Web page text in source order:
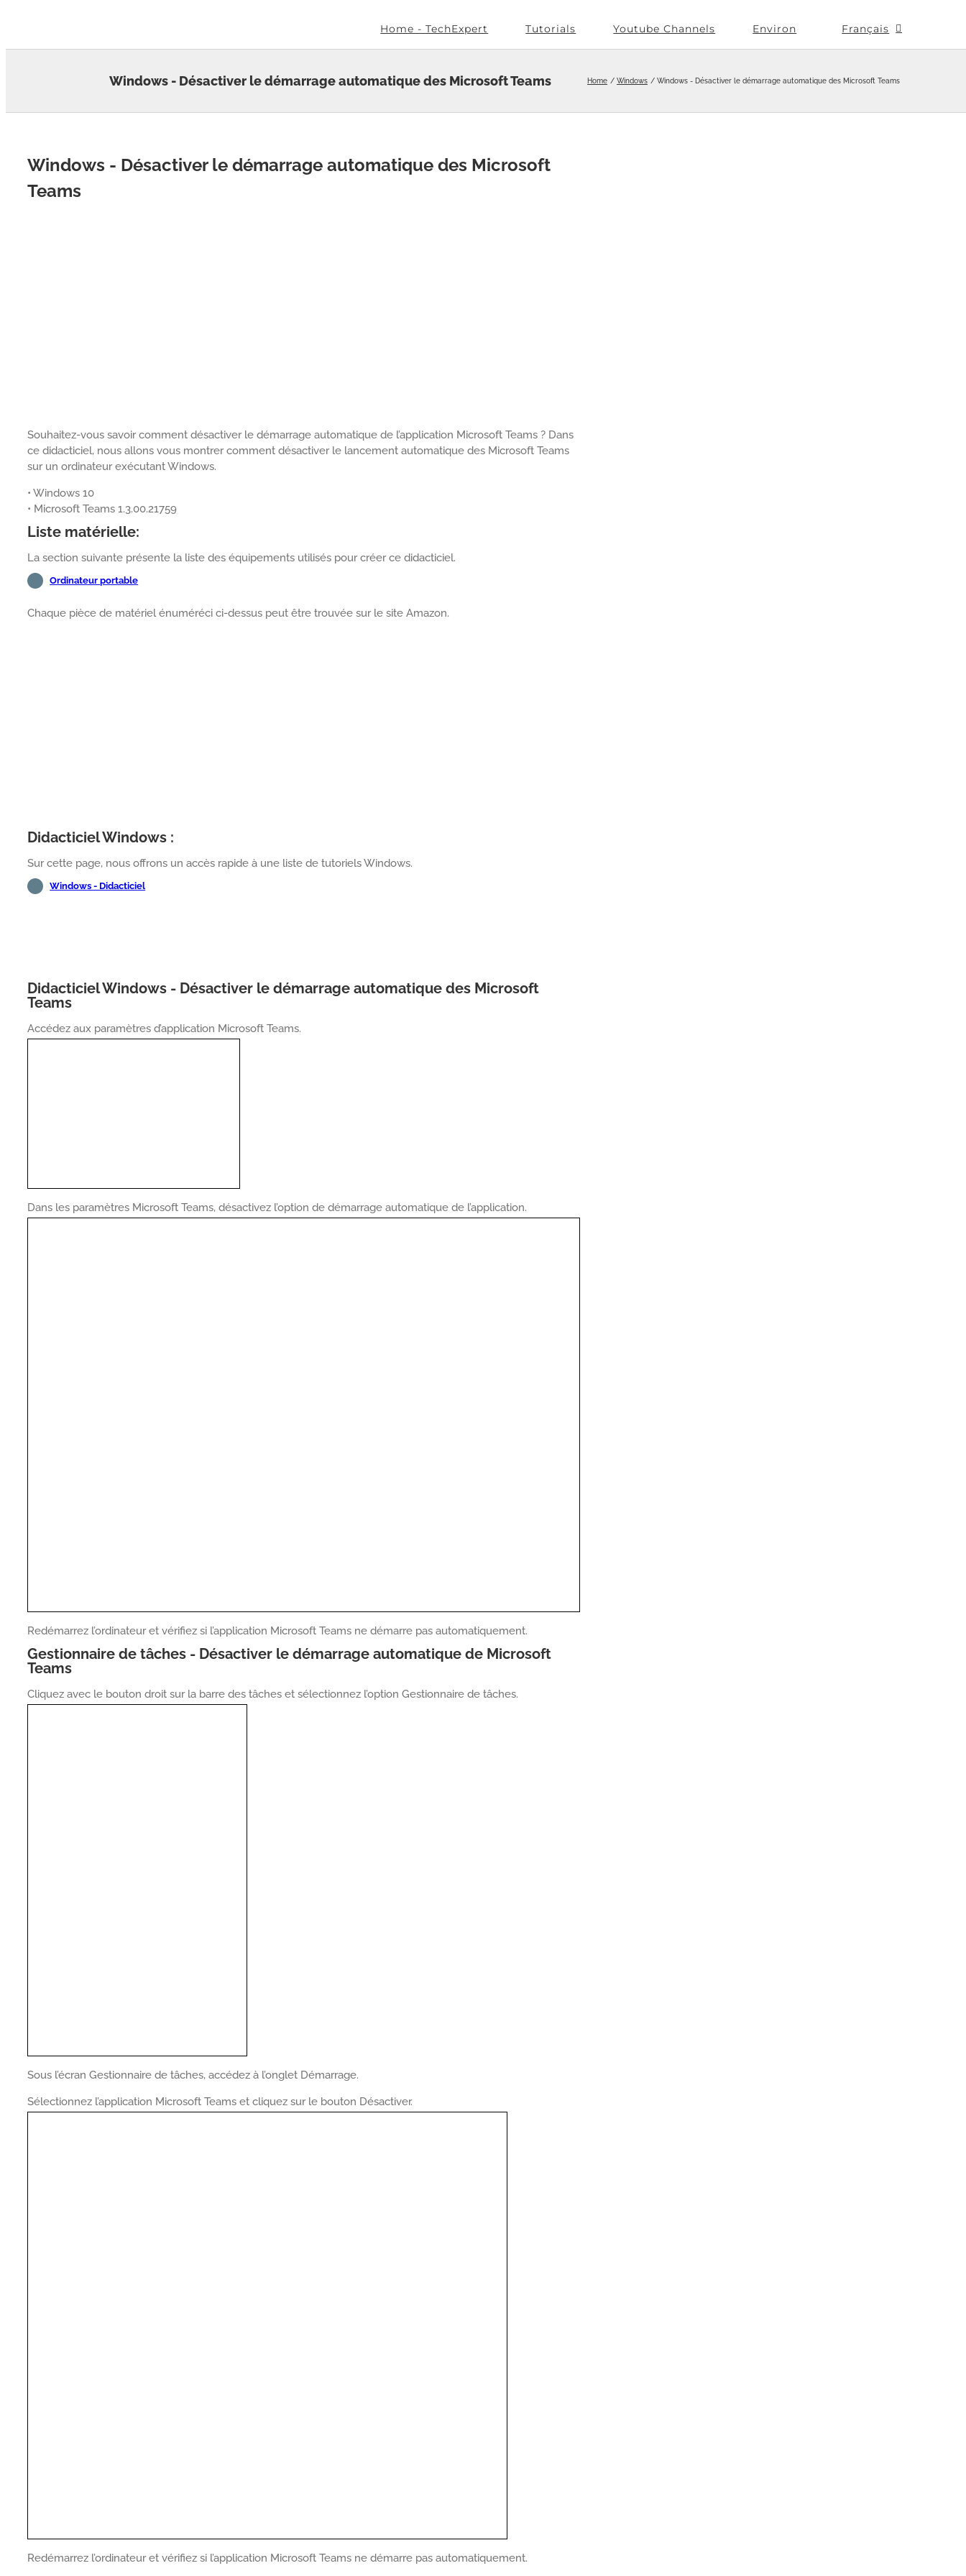
Home - TechExpert Tutorials Youtube Channels Environ Français
Windows - Désactiver le démarrage automatique des Microsoft Teams Home Windows Windows - Désactiver le démarrage automatique des Microsoft Teams
Windows - Désactiver le démarrage automatique des Microsoft
Teams
Souhaitez-vous savoir comment désactiver le démarrage automatique de l’application Microsoft Teams ? Dans
ce didacticiel, nous allons vous montrer comment désactiver le lancement automatique des Microsoft Teams
sur un ordinateur exécutant Windows.
• Windows 10
• Microsoft Teams 1.3.00.21759
Liste matérielle:
La section suivante présente la liste des équipements utilisés pour créer ce didacticiel.
Ordinateur portable
Chaque pièce de matériel énuméréci ci-dessus peut être trouvée sur le site Amazon.
Didacticiel Windows :
Sur cette page, nous offrons un accès rapide à une liste de tutoriels Windows.
Windows - Didacticiel
Didacticiel Windows - Désactiver le démarrage automatique des Microsoft
Teams
Accédez aux paramètres d’application Microsoft Teams.
Dans les paramètres Microsoft Teams, désactivez l’option de démarrage automatique de l’application.
Redémarrez l’ordinateur et vérifiez si l’application Microsoft Teams ne démarre pas automatiquement.
Gestionnaire de tâches - Désactiver le démarrage automatique de Microsoft
Teams
Cliquez avec le bouton droit sur la barre des tâches et sélectionnez l’option Gestionnaire de tâches.
Sous l’écran Gestionnaire de tâches, accédez à l’onglet Démarrage.
Sélectionnez l’application Microsoft Teams et cliquez sur le bouton Désactiver.
Redémarrez l’ordinateur et vérifiez si l’application Microsoft Teams ne démarre pas automatiquement.